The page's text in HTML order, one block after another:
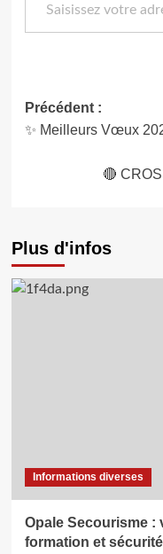
Navigation
d’article
Précédent :
✨ Meilleurs Vœux
🔴
Plus d'infos
Informations diverses
Opale Secourisme :
formation et